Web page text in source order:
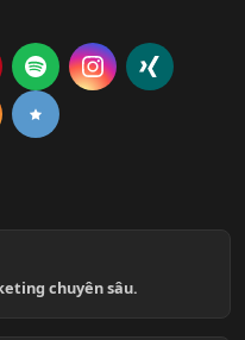
chuyên sâu.